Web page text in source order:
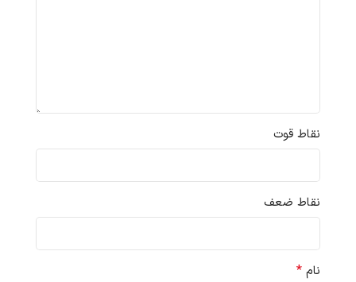
نقاط قوت
نقاط ضعف
نام *